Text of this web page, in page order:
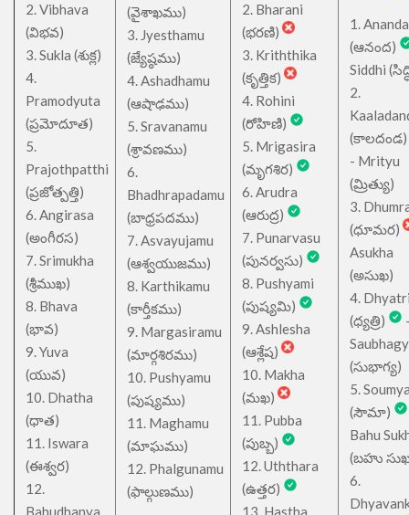
2. Vibhava
(విభవ)
3. Sukla (శుక్ల)
4.
Pramodyuta
(ప్రమోదూత)
5.
Prajothpatthi
(ప్రజోత్పత్తి)
6. Angirasa
(అంగీరస)
7. Srimukha
(శ్రీముఖ)
8. Bhava
(భావ)
9. Yuva
(యువ)
10. Dhatha
(ధాత)
11. Iswara
(ఈశ్వర)
12.
Bahudhanya
(వైశాఖము)
3. Jyesthamu
(జ్యేష్ఠము)
4. Ashadhamu
(ఆషాఢము)
5. Sravanamu
(శ్రావణము)
6.
Bhadhrapadamu
(బాధ్రపదము)
7. Asvayujamu
(ఆశ్వయుజము)
8. Karthikamu
(కార్తీకము)
9. Margasiramu
(మార్గశిరము)
10. Pushyamu
(పుష్యము)
11. Maghamu
(మాఘము)
12. Phalgunamu
(ఫాల్గుణము)
2. Bharani
(భరణి)
3. Kriththika
(కృత్తిక)
4. Rohini
(రోహిణి)
5. Mrigasira
(మృగశిర)
6. Arudra
(ఆరుద్ర)
7. Punarvasu
(పునర్వసు)
8. Pushyami
(పుష్యమి)
9. Ashlesha
(ఆశ్లేష)
10. Makha
(మఖ)
11. Pubba
(పుబ్బ)
12. Uththara
(ఉత్తర)
13. Hastha
1. Ananda
(ఆనంద)
Siddhi
2.
(కాలదండ)
- Mrityu
(మ్రిత్యు)
3.
(ధూమర)
Asukha
(అసుఖ)
4.
(ధ్యత్రి)
(సుభాగ్య)
5.
(సౌమా)
Bahu
(బహు
6.